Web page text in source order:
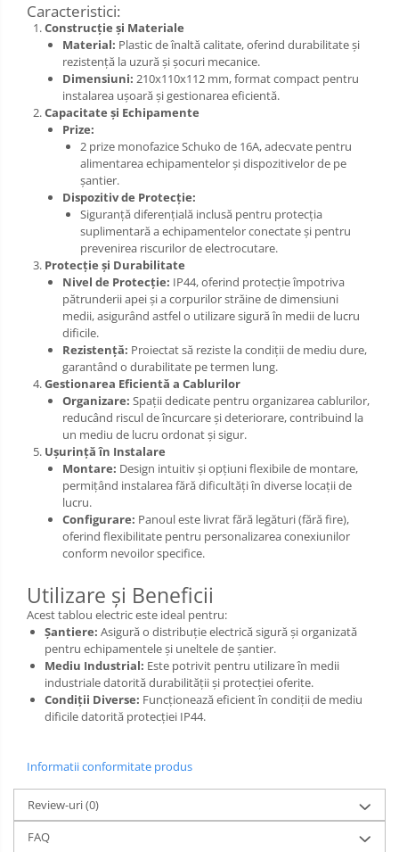
Caracteristici:
Construcție și Materiale
Material: Plastic de înaltă calitate, oferind durabilitate și
rezistență la uzură și șocuri mecanice.
Dimensiuni: 210x110x112 mm, format compact pentru
instalarea ușoară și gestionarea eficientă.
Capacitate și Echipamente
Prize:
2 prize monofazice Schuko de 16A, adecvate pentru
alimentarea echipamentelor și dispozitivelor de pe
șantier.
Dispozitiv de Protecție:
Siguranță diferențială inclusă pentru protecția
suplimentară a echipamentelor conectate și pentru
prevenirea riscurilor de electrocutare.
Protecție și Durabilitate
Nivel de Protecție: IP44, oferind protecție împotriva
pătrunderii apei și a corpurilor străine de dimensiuni
medii, asigurând astfel o utilizare sigură în medii de lucru
dificile.
Rezistență: Proiectat să reziste la condiții de mediu dure,
garantând o durabilitate pe termen lung.
Gestionarea Eficientă a Cablurilor
Organizare: Spații dedicate pentru organizarea cablurilor,
reducând riscul de încurcare și deteriorare, contribuind la
un mediu de lucru ordonat și sigur.
Ușurință în Instalare
Montare: Design intuitiv și opțiuni flexibile de montare,
permițând instalarea fără dificultăți în diverse locații de
lucru.
Configurare: Panoul este livrat fără legături (fără fire),
oferind flexibilitate pentru personalizarea conexiunilor
conform nevoilor specifice.
Utilizare și Beneficii
Acest tablou electric este ideal pentru:
Șantiere: Asigură o distribuție electrică sigură și organizată
pentru echipamentele și uneltele de șantier.
Mediu Industrial: Este potrivit pentru utilizare în medii
industriale datorită durabilității și protecției oferite.
Condiții Diverse: Funcționează eficient în condiții de mediu
dificile datorită protecției IP44.
Informatii conformitate produs
Review-uri(0)
FAQ